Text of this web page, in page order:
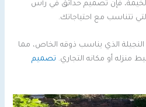
فإن تصميم حدائق في رأس
تتناسب مع احتياجاتك.
الذي يناسب ذوقه الخاص، مما
منزله أو مكانه التجاري. تصميم